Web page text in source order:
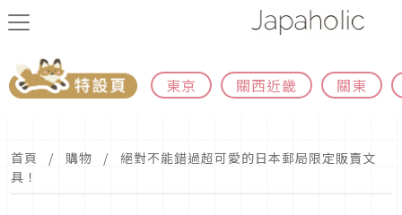
東京 關西近畿 關東
首頁 購物
絕對不能錯過超可愛的日本郵局限定販賣文
具！